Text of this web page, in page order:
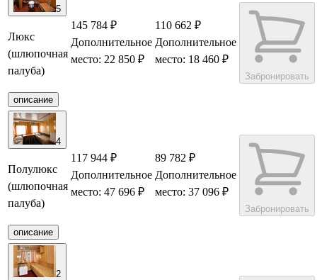
5
Люкс
(шлюпочная
палуба)
описание
145 784 ₽
Дополнительное
место: 22 850 ₽
110 662 ₽
Дополнительное
место: 18 460 ₽
Забронировать
4
Полулюкс
(шлюпочная
палуба)
описание
117 944 ₽
Дополнительное
место: 47 696 ₽
89 782 ₽
Дополнительное
место: 37 096 ₽
Забронировать
2